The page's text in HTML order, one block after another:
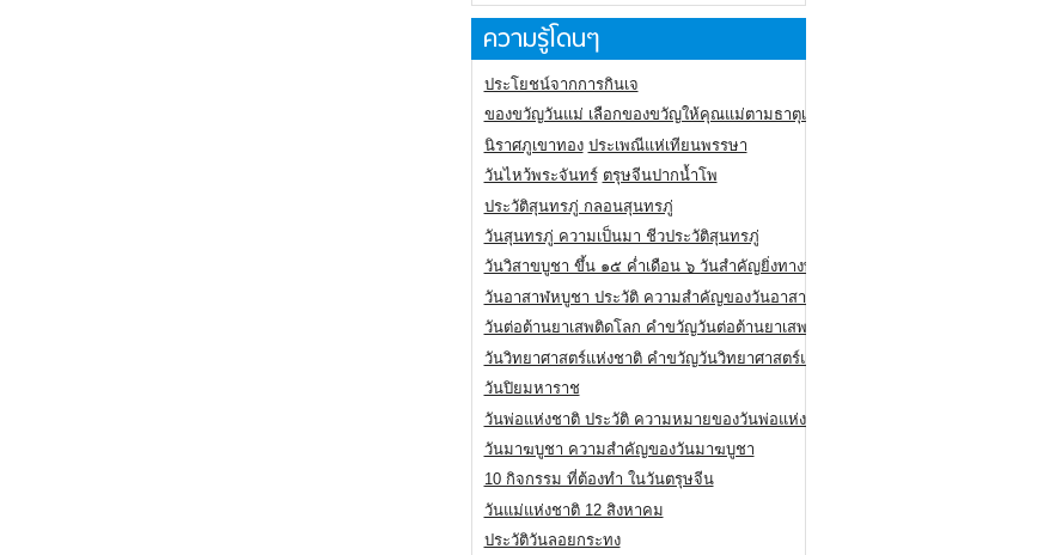
ความรู้โดนๆ
ประโยชน์จากการกินเจ
ของขวัญวันแม่ เลือกของขวัญให้คุณแม่ตามธาตุเกิด
นิราศภูเขาทอง ประเพณีแห่เทียนพรรษา
วันไหว้พระจันทร์ ตรุษจีนปากน้ำโพ
ประวัติสุนทรภู่ กลอนสุนทรภู่
วันสุนทรภู่ ความเป็นมา ชีวประวัติสุนทรภู่
วันวิสาขบูชา ขึ้น ๑๕ ค่ำเดือน ๖ วันสำคัญยิ่งทางพระพุทธศาสนา
วันอาสาฬหบูชา ประวัติ ความสําคัญของวันอาสาฬหบูชา
วันต่อต้านยาเสพติดโลก คำขวัญวันต่อต้านยาเสพติดสากล
วันวิทยาศาสตร์แห่งชาติ คำขวัญวันวิทยาศาสตร์แห่งชาติ
วันปิยมหาราช
วันพ่อแห่งชาติ ประวัติ ความหมายของวันพ่อแห่งชาติ
วันมาฆบูชา ความสำคัญของวันมาฆบูชา
10 กิจกรรม ที่ต้องทำ ในวันตรุษจีน
วันแม่แห่งชาติ 12 สิงหาคม
ประวัติวันลอยกระทง